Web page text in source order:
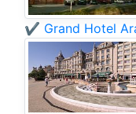
✔️ Grand Hotel